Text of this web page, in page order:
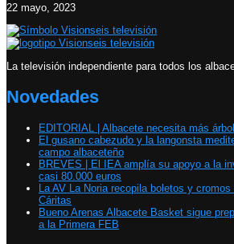
22 mayo, 2023
La televisión independiente para todos los
Novedades
EDITORIAL | Albacete necesita más
El gusano cabezudo y la langonsta
campo albaceteño
BREVES | El IEA amplía su apoyo a la
casi 80.000 euros
La AV La Noria recopila boletos y
Cáritas
Bueno Arenas Albacete Basket sigue
a la Primera FEB